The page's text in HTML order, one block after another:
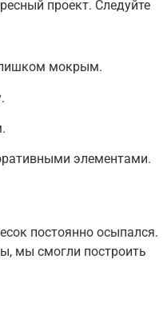
проект. Следуйте
мокрым.
элементами.
постоянно осыпался.
мы смогли построить